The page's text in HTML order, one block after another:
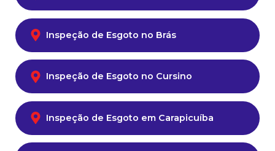
Inspeção de Esgoto no Brás
Inspeção de Esgoto no Cursino
Inspeção de Esgoto em Carapicuíba